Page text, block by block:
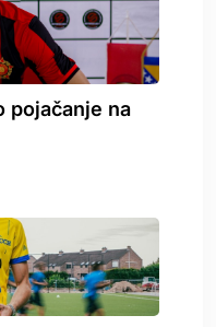
pojačanje na